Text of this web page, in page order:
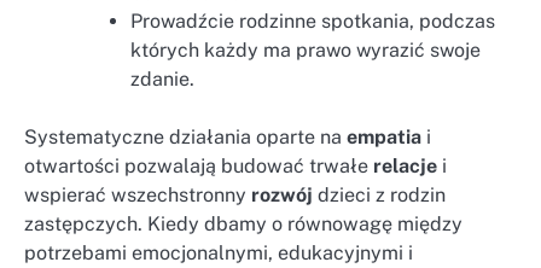
Prowadźcie rodzinne spotkania, podczas
których każdy ma prawo wyrazić swoje
zdanie.
Systematyczne działania oparte na empatia i
otwartości pozwalają budować trwałe relacje i
wspierać wszechstronny rozwój dzieci z rodzin
zastępczych. Kiedy dbamy o równowagę między
potrzebami emocjonalnymi, edukacyjnymi i